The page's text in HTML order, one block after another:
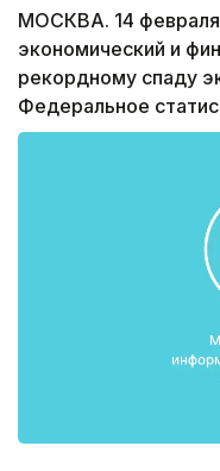
МОСКВА. 14
экономический и
рекордному спаду
Федеральное